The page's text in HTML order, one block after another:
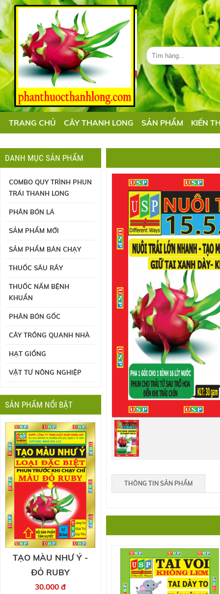
TRANG CHỦ CÂY THANH LONG SẢN PHẨM KIẾN
THÔNG TIN SẢN PHẨM
DANH MỤC SẢN PHẨM
COMBO QUY TRÌNH PHUN
TRÁI THANH LONG
PHÂN BÓN LÁ
SẢM PHẨM MỚI
SẢM PHẨM BÁN CHẠY
THUỐC SÂU RẦY
THUỐC NẤM BỆNH
KHUẨN
PHÂN BÓN GỐC
CÂY TRỒNG QUANH NHÀ
HẠT GIỐNG
VẬT TƯ NÔNG NGHIỆP
SẢN PHẨM NỔI BẬT
TẠO MÀU NHƯ Ý -
ĐỎ RUBY
30.000 đ